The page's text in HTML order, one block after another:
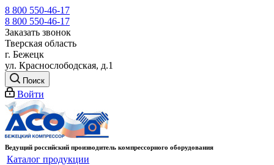
8 800 550-46-17
8 800 550-46-17
Заказать звонок
Тверская область
г. Бежецк
ул. Краснослободская, д.1
Поиск
Войти
Ведущий российский производитель компрессорного оборудования
Каталог продукции